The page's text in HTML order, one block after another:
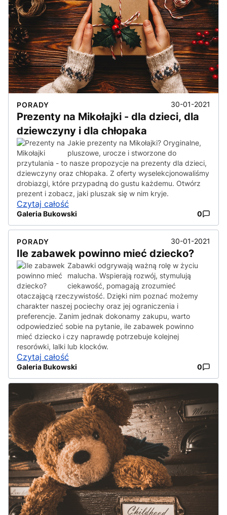
PORADY 30-01-2021
Prezenty na Mikołajki - dla dzieci, dla
dziewczyny i dla chłopaka
Jakie prezenty na Mikołajki? Oryginalne,
pluszowe, urocze i stworzone do
przytulania - to nasze propozycje na prezenty dla dzieci,
dziewczyny oraz chłopaka. Z oferty wyselekcjonowaliśmy
drobiazgi, które przypadną do gustu każdemu. Otwórz
prezent i zobacz, jaki pluszak się w nim kryje.
Czytaj całość
Galeria Bukowski 0
PORADY 30-01-2021
Ile zabawek powinno mieć dziecko?
Zabawki odgrywają ważną rolę w życiu
malucha. Wspierają rozwój, stymulują
ciekawość, pomagają zrozumieć
otaczającą rzeczywistość. Dzięki nim poznać możemy
charakter naszej pociechy oraz jej ograniczenia i
preferencje. Zanim jednak dokonamy zakupu, warto
odpowiedzieć sobie na pytanie, ile zabawek powinno
mieć dziecko i czy naprawdę potrzebuje kolejnej
resorówki, lalki lub klocków.
Czytaj całość
Galeria Bukowski 0